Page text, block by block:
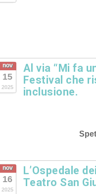
nov
15
2025
Al via “Mi fa
Festival che
inclusione.
nov
16
2025
L’Ospedale
Teatro San